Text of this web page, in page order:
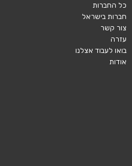
כל החברות
חברות בישראל
צור קשר
עזרה
בואו לעבוד אצלנו
אודות